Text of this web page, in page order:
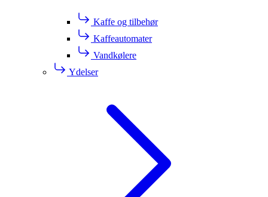
Kaffe og tilbehør
Kaffeautomater
Vandkølere
Ydelser